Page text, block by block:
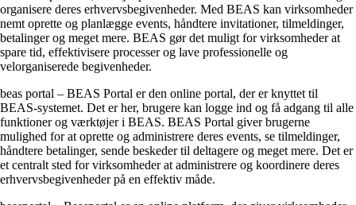
organisere deres erhvervsbegivenheder. Med BEAS kan virksomheder
nemt oprette og planlægge events, håndtere invitationer, tilmeldinger,
betalinger og meget mere. BEAS gør det muligt for virksomheder at
spare tid, effektivisere processer og lave professionelle og
velorganiserede begivenheder.
beas portal – BEAS Portal er den online portal, der er knyttet til
BEAS-systemet. Det er her, brugere kan logge ind og få adgang til alle
funktioner og værktøjer i BEAS. BEAS Portal giver brugerne
mulighed for at oprette og administrere deres events, se tilmeldinger,
håndtere betalinger, sende beskeder til deltagere og meget mere. Det er
et centralt sted for virksomheder at administrere og koordinere deres
erhvervsbegivenheder på en effektiv måde.